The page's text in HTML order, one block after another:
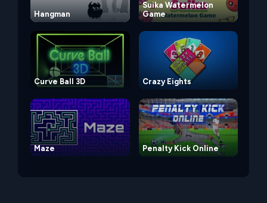
Hangman
Suika Watermelon
Game
Curve Ball 3D Crazy Eights
Maze Penalty Kick Online